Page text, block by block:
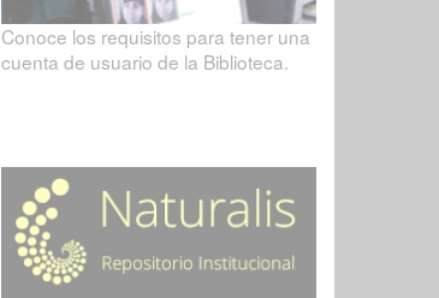
Conoce los requisitos para tener una
cuenta de usuario de la Biblioteca.